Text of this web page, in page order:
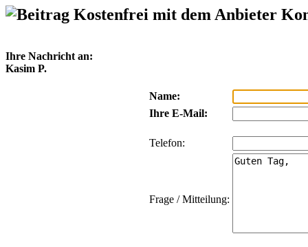
Kostenfrei mit dem Anbieter
Ihre Nachricht an:
Kasim P.
Name:
Ihre E-Mail:
Telefon:
Frage / Mitteilung: